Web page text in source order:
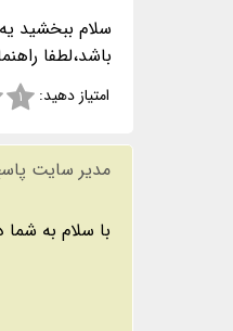
سلام ببخشید
باشد،لطفا
امتیاز دهید: ۱
مدیر سایت
با سلام به